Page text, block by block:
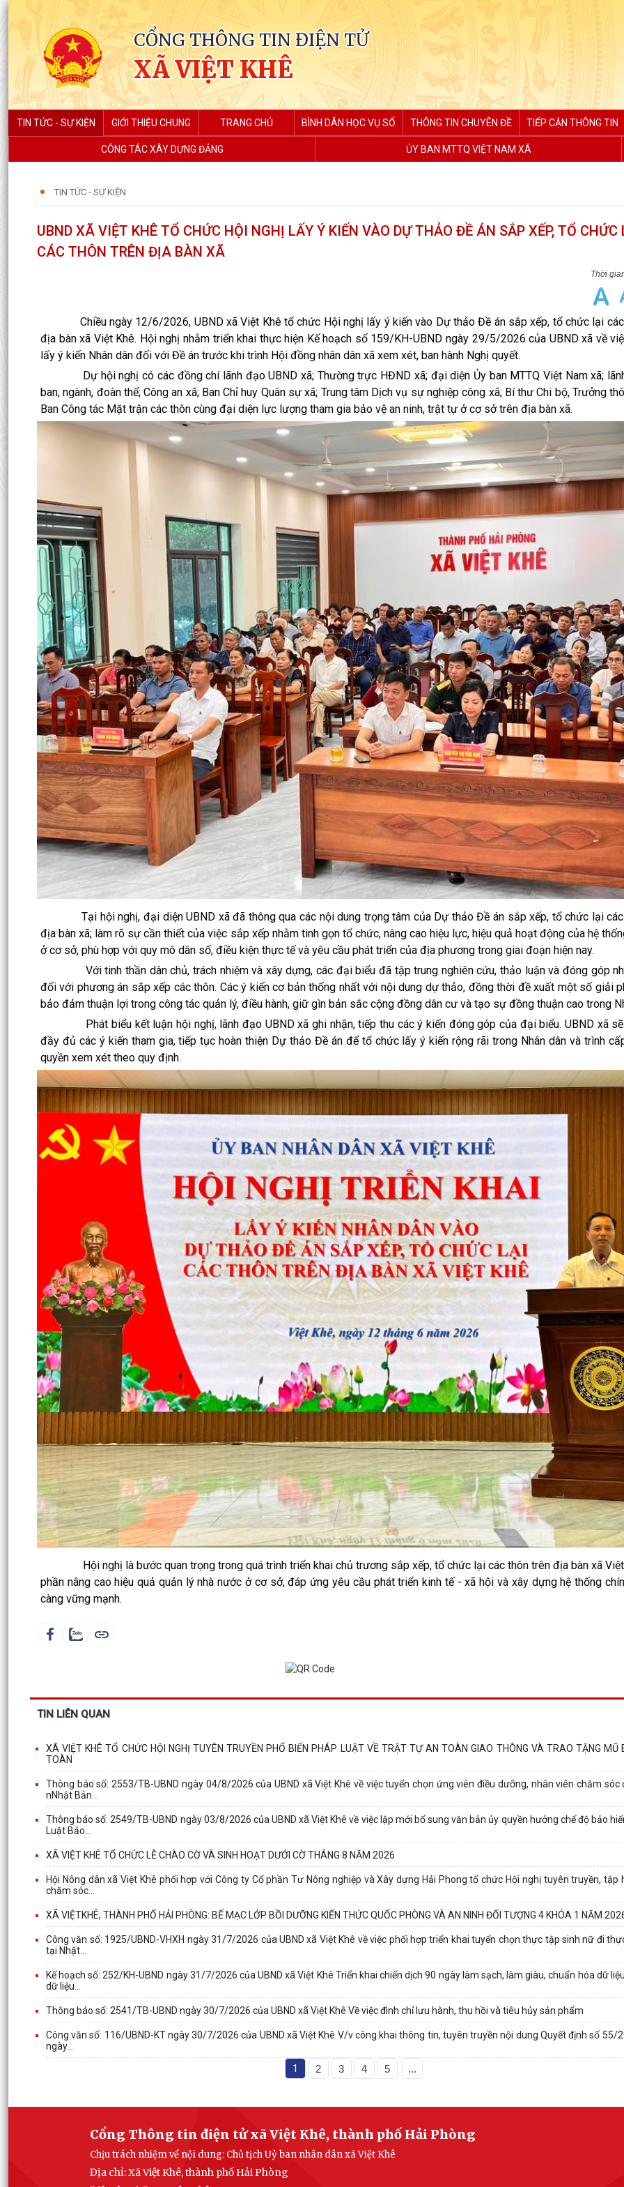
CỔNG THÔNG TIN ĐIỆN TỬ
XÃ VIỆT KHÊ
TIN TỨC - SỰ KIỆN GIỚI THIỆU CHUNG TRANG CHỦ BÌNH DÂN HỌC VỤ SỐ THÔNG TIN CHUYÊN ĐỀ TIẾP CẬN THÔNG TIN
CÔNG TÁC XÂY DỰNG ĐẢNG ỦY BAN MTTQ VIỆT NAM XÃ
TIN TỨC - SỰ KIỆN
UBND XÃ VIỆT KHÊ TỔ CHỨC HỘI NGHỊ LẤY Ý KIẾN VÀO DỰ THẢO ĐỀ ÁN SẮP XẾP, TỔ CHỨC
CÁC THÔN TRÊN ĐỊA BÀN XÃ
Chiều ngày 12/6/2026, UBND xã Việt Khê tổ chức Hội nghị lấy ý kiến vào Dự thảo Đề án sắp xếp, tổ chức lại các
địa bàn xã Việt Khê. Hội nghị nhằm triển khai thực hiện Kế hoạch số 159/KH-UBND ngày 29/5/2026 của UBND xã về
lấy ý kiến Nhân dân đối với Đề án trước khi trình Hội đồng nhân dân xã xem xét, ban hành Nghị quyết.
Dự hội nghị có các đồng chí lãnh đạo UBND xã; Thường trực HĐND xã; đại diện Ủy ban MTTQ Việt Nam xã;
ban, ngành, đoàn thể; Công an xã; Ban Chỉ huy Quân sự xã; Trung tâm Dịch vụ sự nghiệp công xã; Bí thư Chi bộ, Trưởng
Ban Công tác Mặt trận các thôn cùng đại diện lực lượng tham gia bảo vệ an ninh, trật tự ở cơ sở trên địa bàn xã.
Tại hội nghị, đại diện UBND xã đã thông qua các nội dung trọng tâm của Dự thảo Đề án sắp xếp, tổ chức lại các
địa bàn xã; làm rõ sự cần thiết của việc sắp xếp nhằm tinh gọn tổ chức, nâng cao hiệu lực, hiệu quả hoạt động của hệ
ở cơ sở, phù hợp với quy mô dân số, điều kiện thực tế và yêu cầu phát triển của địa phương trong giai đoạn hiện nay.
Với tinh thần dân chủ, trách nhiệm và xây dựng, các đại biểu đã tập trung nghiên cứu, thảo luận và đóng góp
đối với phương án sắp xếp các thôn. Các ý kiến cơ bản thống nhất với nội dung dự thảo, đồng thời đề xuất một số giải
bảo đảm thuận lợi trong công tác quản lý, điều hành, giữ gìn bản sắc cộng đồng dân cư và tạo sự đồng thuận cao trong
Phát biểu kết luận hội nghị, lãnh đạo UBND xã ghi nhận, tiếp thu các ý kiến đóng góp của đại biểu. UBND xã
đầy đủ các ý kiến tham gia, tiếp tục hoàn thiện Dự thảo Đề án để tổ chức lấy ý kiến rộng rãi trong Nhân dân và trình
quyền xem xét theo quy định.
Hội nghị là bước quan trọng trong quá trình triển khai chủ trương sắp xếp, tổ chức lại các thôn trên địa bàn xã Việt
phần nâng cao hiệu quả quản lý nhà nước ở cơ sở, đáp ứng yêu cầu phát triển kinh tế - xã hội và xây dựng hệ thống
càng vững mạnh.
TIN LIÊN QUAN
XÃ VIỆT KHÊ TỔ CHỨC HỘI NGHỊ TUYÊN TRUYỀN PHỔ BIẾN PHÁP LUẬT VỀ TRẬT TỰ AN TOÀN GIAO THÔNG VÀ TRAO TẶNG MŨ
TOÀN
Thông báo số: 2553/TB-UBND ngày 04/8/2026 của UBND xã Việt Khê về việc tuyển chọn ứng viên điều dưỡng, nhân viên chăm sóc
nNhật Bản...
Thông báo số: 2549/TB-UBND ngày 03/8/2026 của UBND xã Việt Khê về việc lập mới bổ sung văn bản ủy quyền hưởng chế độ bảo
Luật Bảo...
XÃ VIỆT KHÊ TỔ CHỨC LỄ CHÀO CỜ VÀ SINH HOẠT DƯỚI CỜ THÁNG 8 NĂM 2026
Hội Nông dân xã Việt Khê phối hợp với Công ty Cổ phần Tư Nông nghiệp và Xây dựng Hải Phong tổ chức Hội nghị tuyên truyền, tập
chăm sóc...
XÃ VIỆTKHÊ, THÀNH PHỐ HẢI PHÒNG: BẾ MẠC LỚP BỒI DƯỠNG KIẾN THỨC QUỐC PHÒNG VÀ AN NINH ĐỐI TƯỢNG 4 KHÓA 1 NĂM
Công văn số: 1925/UBND-VHXH ngày 31/7/2026 của UBND xã Việt Khê về việc phối hợp triển khai tuyển chọn thực tập sinh nữ đi
tại Nhật...
Kế hoạch số: 252/KH-UBND ngày 31/7/2026 của UBND xã Việt Khê Triển khai chiến dịch 90 ngày làm sạch, làm giàu, chuẩn hóa dữ
dữ liệu...
Thông báo số: 2541/TB-UBND ngày 30/7/2026 của UBND xã Việt Khê Về việc đình chỉ lưu hành, thu hồi và tiêu hủy sản phẩm
Công văn số: 116/UBND-KT ngày 30/7/2026 của UBND xã Việt Khê V/v công khai thông tin, tuyên truyền nội dung Quyết định số 55/
ngày...
1 2 3 4 5 ...
Cổng Thông tin điện tử xã Việt Khê, thành phố Hải Phòng
Chịu trách nhiệm về nội dung: Chủ tịch Uỷ ban nhân dân xã Việt Khê
Địa chỉ: Xã Việt Khê, thành phố Hải Phòng